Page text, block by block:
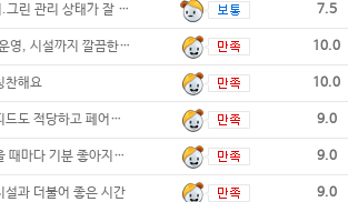
페어웨이.그린 관리 상태가 잘 되어있어. 골 7.5
접근성, 운영, 시설까지 깔끔한 만능 골프장 10.0
찬해요 10.0
그린 스피드도 적당하고 페어웨이 상태가 최상 9.0
여주는 올 때마다 기분 좋아지는 곳이에요 9.0
설과 더불어 좋은 시간 9.0